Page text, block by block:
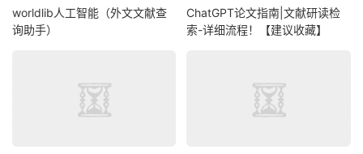
worldlib人工智能（外文文献查
询助手）
ChatGPT论文指南|文献研读检
索-详细流程！【建议收藏】